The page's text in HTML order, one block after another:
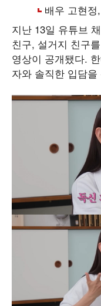
지난 13일 유튜브
친구, 설거지 친구
영상이 공개됐다.
자와 솔직한 입담을